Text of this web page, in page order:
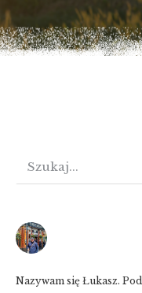
Nazywam się Łukasz.